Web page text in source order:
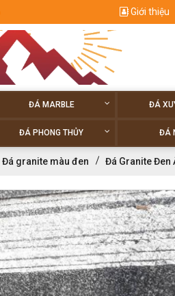
Giới thiệu
ĐÁ MARBLE ĐÁ
ĐÁ PHONG THỦY ĐÁ
Đá granite màu đen Đá Granite Đen